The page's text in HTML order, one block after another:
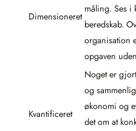
Dimensioneret
måling. Ses i
beredskab.
organisation
opgaven
Kvantificeret
Noget er
og
økonomi og
det om at